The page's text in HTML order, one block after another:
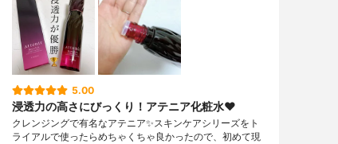
5.00
浸透力の高さにびっくり！アテニア化粧水❤️
クレンジングで有名なアテニア✨スキンケアシリーズをト
ライアルで使ったらめちゃくちゃ良かったので、初めて現